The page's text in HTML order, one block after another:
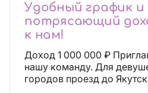
Удобный график и
потрясающий
к нам!
Доход 1 000 000 ₽ Приглашаем девушек в
нашу команду. Для девушек из других
городов проезд до